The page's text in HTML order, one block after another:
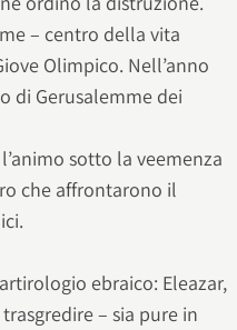
– centro della vita
Olimpico. Nell’anno
di Gerusalemme dei
sotto la veemenza
che affrontarono il
ebraico: Eleazar,
– sia pure in